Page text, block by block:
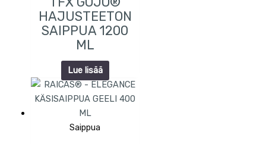
HAJUSTEETON
SAIPPUA 1200
ML
Lue lisää
Saippua